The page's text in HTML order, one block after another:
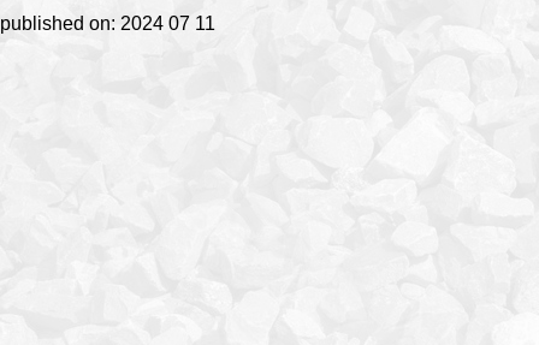
published on: 2024 07 11